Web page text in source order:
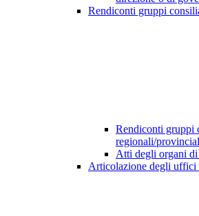
Rendiconti gruppi
Rendiconti gruppi
regionali/
Atti degli organi
Articolazione degli uffici